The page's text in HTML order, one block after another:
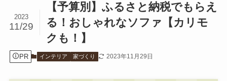
【予算別】ふるさと納税でもらえ
る！おしゃれなソファ【カリモ
クも！】
2023
11/29
PR インテリア 家づくり 2023年11月29日